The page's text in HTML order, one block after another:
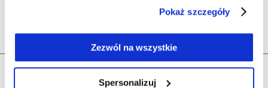
Pokaż szczegóły
Zezwól na wszystkie
Spersonalizuj
Regulamin sklepu internetowego Dołącz do nas